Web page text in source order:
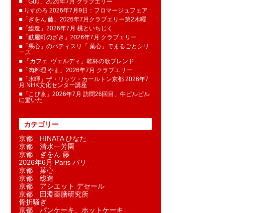
■「Guu」2026年7月 クラブエリー
■ りすのろ 2026年7月9日：フロマージュフェア
■「ぎをん 藤」2026年7月クラブエリー第2木曜
■「総造」2026年7月 桃といちじく
■「麩屋町のざき」2026年7月 クラブエリー
■「果心」のパティスリ「 菓​心」でまるごとシリ
ーズ
■ 「カフェ･ヴェルディ」乾杯の歌ブレンド
■「肉料理 やま」2026年7月 クラブエリー
■「水暉」ザ・リッツ・カールトン京都 2026年7
月 NHK文化センター講座
■「こぴゑ」2026年7月 訪問26回目、牛ピルピル
に驚いた
カテゴリー
京都 HINATA ひなた
京都 清水一芳園
京都 ぎをん 藤
2026年6月 Paris パリ
京都 菓​心
京都 総造
京都 アシエット デセール
京都 田淵薬膳研究所
骨折騒ぎ
京都 パンケーキ、ホットケーキ